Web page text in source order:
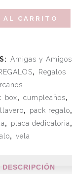
AL CARRITO
Amigas y Amigos
,
Regalos
box, cumpleaños,
llavero, pack regalo,
, placa dedicatoria,
, vela
DESCRIPCIÓN